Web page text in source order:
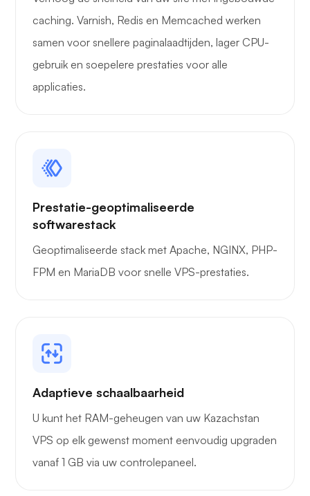
caching. Varnish, Redis en Memcached werken
samen voor snellere paginalaadtijden, lager CPU-
gebruik en soepelere prestaties voor alle
applicaties.
Prestatie-geoptimaliseerde
softwarestack
Geoptimaliseerde stack met Apache, NGINX, PHP-
FPM en MariaDB voor snelle VPS-prestaties.
Adaptieve schaalbaarheid
U kunt het RAM-geheugen van uw Kazachstan
VPS op elk gewenst moment eenvoudig upgraden
vanaf 1 GB via uw controlepaneel.